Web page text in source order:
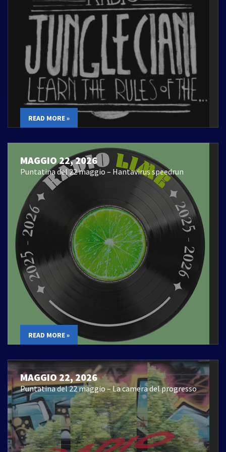
READ MORE »
MAGGIO 22, 2026
Puntatina del 22 maggio – Hantavirus speedrun
READ MORE »
MAGGIO 22, 2026
Puntatina del 22 maggio – La camera del progresso